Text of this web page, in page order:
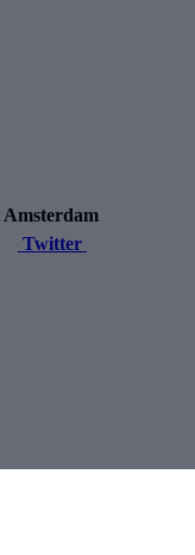
Amsterdam
Twitter